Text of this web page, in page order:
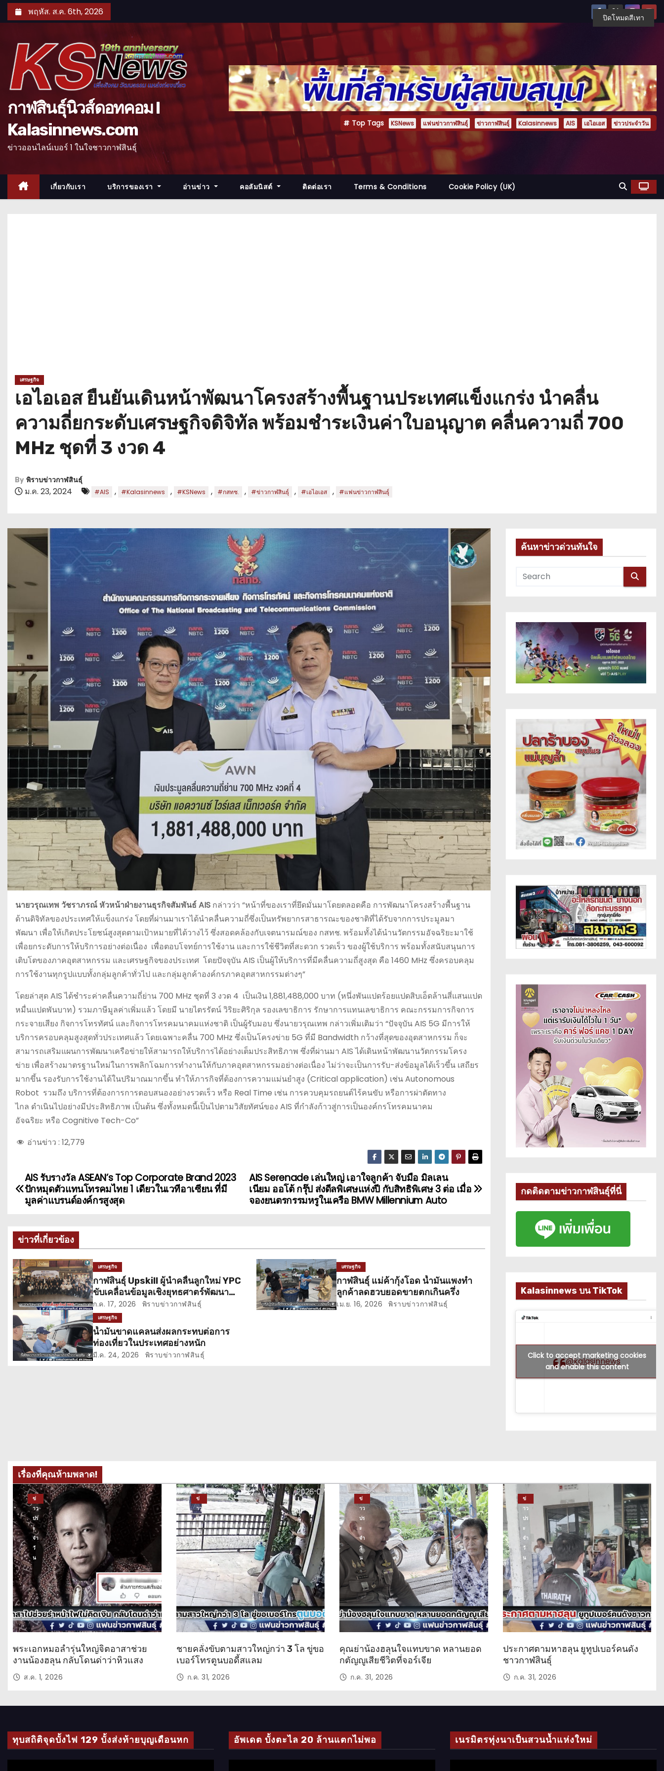
k
t
พฤหัส. ส.ค. 6th, 2026
กาฬสินธุ์นิวส์ดอทคอม l
Kalasinnews.com
ข่าวออนไลน์เบอร์ 1 ในใจชาวกาฬสินธุ์
Top Tags KSNews แฟนข่าวกาฬสินธุ์ ข่าวกาฬสินธุ์ Kalasinnews AIS เอไอเอส ข่าวประจำวัน
เกี่ยวกับเรา บริการของเรา อ่านข่าว คอลัมนิสต์ ติดต่อเรา Terms & Conditions Cookie Policy (UK)
เศรษฐกิจ
เอไอเอส ยืนยันเดินหน้าพัฒนาโครงสร้างพื้นฐานประเทศแข็งแกร่ง นำคลื่น
ความถี่ยกระดับเศรษฐกิจดิจิทัล พร้อมชำระเงินค่าใบอนุญาต คลื่นความถี่ 700
MHz ชุดที่ 3 งวด 4
By พิราบข่าวกาฬสินธุ์
ม.ค. 23, 2024 #AIS , #Kalasinnews , #KSNews , #กสทช. , #ข่าวกาฬสินธุ์ , #เอไอเอส , #แฟนข่าวกาฬสินธุ์
นายวรุณเทพ วัชราภรณ์ หัวหน้าฝ่ายงานธุรกิจสัมพันธ์AIS กล่าวว่า “หน้าที่ของเราที่ยึดมั่นมาโดยตลอดคือ การพัฒนาโครงสร้างพื้นฐาน
ด้านดิจิทัลของประเทศให้แข็งแกร่ง โดยที่ผ่านมาเราได้นำคลื่นความถี่ซึ่งเป็นทรัพยากรสาธารณะของชาติที่ได้รับจากการประมูลมา
พัฒนา เพื่อให้เกิดประโยชน์สูงสุดตามเป้าหมายที่ได้วางไว้ ซึ่งสอดคล้องกับเจตนารมณ์ของ กสทช. พร้อมทั้งได้นำนวัตกรรมอัจฉริยะมาใช้
เพื่อยกระดับการให้บริการอย่างต่อเนื่อง เพื่อตอบโจทย์การใช้งาน และการใช้ชีวิตที่สะดวก รวดเร็ว ของผู้ใช้บริการ พร้อมทั้งสนับสนุนการ
เติบโตของภาคอุตสาหกรรม และเศรษฐกิจของประเทศ โดยปัจจุบัน AIS เป็นผู้ให้บริการที่มีคลื่นความถี่สูงสุด คือ 1460 MHz ซึ่งครอบคลุม
การใช้งานทุกรูปแบบทั้งกลุ่มลูกค้าทั่วไป และกลุ่มลูกค้าองค์กรภาคอุตสาหกรรมต่างๆ”
โดยล่าสุด AIS ได้ชำระค่าคลื่นความถี่ย่าน 700 MHz ชุดที่ 3 งวด 4 เป็นเงิน 1,881,488,000 บาท (หนึ่งพันแปดร้อยแปดสิบเอ็ดล้านสี่แสนแปด
หมื่นแปดพันบาท) รวมภาษีมูลค่าเพิ่มแล้ว โดยมี นายไตรรัตน์ วิริยะศิริกุล รองเลขาธิการ รักษาการแทนเลขาธิการ คณะกรรมการกิจการ
กระจายเสียง กิจการโทรทัศน์ และกิจการโทรคมนาคมแห่งชาติ เป็นผู้รับมอบ ซึ่งนายวรุณเทพ กล่าวเพิ่มเติมว่า “ปัจจุบัน AIS 5G มีการให้
บริการครอบคลุมสูงสุดทั่วประเทศแล้ว โดยเฉพาะคลื่น 700 MHz ซึ่งเป็นโครงข่าย 5G ที่มี Bandwidth กว้างที่สุดของอุตสาหกรรม ก็จะ
สามารถเสริมแผนการพัฒนาเครือข่ายให้สามารถให้บริการได้อย่างเต็มประสิทธิภาพ ซึ่งที่ผ่านมา AIS ได้เดินหน้าพัฒนานวัตกรรมโครง
ข่าย เพื่อสร้างมาตรฐานใหม่ในการพลิกโฉมการทำงานให้กับภาคอุตสาหกรรมอย่างต่อเนื่อง ไม่ว่าจะเป็นการรับ-ส่งข้อมูลได้เร็วขึ้น เสถียร
มากขึ้น รองรับการใช้งานได้ในปริมาณมากขึ้น ทำให้ภารกิจที่ต้องการความแม่นยำสูง (Critical application) เช่น Autonomous
Robot รวมถึง บริการที่ต้องการการตอบสนองอย่างรวดเร็ว หรือ Real Time เช่น การควบคุมรถยนต์ไร้คนขับ หรือการผ่าตัดทาง
ไกล ดำเนินไปอย่างมีประสิทธิภาพ เป็นต้น ซึ่งทั้งหมดนี้เป็นไปตามวิสัยทัศน์ของ AIS ที่กำลังก้าวสู่การเป็นองค์กรโทรคมนาคม
อัจฉริยะ หรือ Cognitive Tech-Co”
อ่านข่าว : 12,779
แ
น
แ
น
ว
เ
รื่
อ
AIS Serenade เล่นใหญ่ เอาใจลูกค้า จับมือ มิลเลน
เนียม ออโต้ กรุ๊ป ส่งดีลพิเศษแห่งปี กับสิทธิพิเศษ 3 ต่อ เมื่อ
จองยนตรกรรมหรูในเครือ BMW Millennium Auto
AIS รับรางวัล ASEAN’s Top Corporate Brand 2023
ปักหมุดตัวแทนโทรคมไทย 1 เดียวในเวทีอาเซียน ที่มี
มูลค่าแบรนด์องค์กรสูงสุด
ข่าวที่เกี่ยวข้อง
เศรษฐกิจ
กาฬสินธุ์ Upskill ผู้นำคลื่นลูกใหม่ YPC
ขับเคลื่อนข้อมูลเชิงยุทธศาตร์พัฒนา
จังหวัดให้รอบด้านทุกมิติ
ก.ค. 17, 2026 พิราบข่าวกาฬสินธุ์
เศรษฐกิจ
กาฬสินธุ์ แม่ค้ากุ้งโอด น้ำมันแพงทำ
ลูกค้าลดฮวบยอดขายตกเกินครึ่ง
เม.ย. 16, 2026 พิราบข่าวกาฬสินธุ์
เศรษฐกิจ
น้ำมันขาดแคลนส่งผลกระทบต่อการ
ท่องเที่ยวในประเทศอย่างหนัก
มี.ค. 24, 2026 พิราบข่าวกาฬสินธุ์
ค้นหาข่าวด่วนทันใจ
กดติดตามข่าวกาฬสินธุ์ที่นี่
Kalasinnews บน TikTok
@kalasinnews
Click to accept marketing cookies
and enable this content
เรื่องที่คุณห้ามพลาด!
ข่
าว
ปร
ะ
จำ
วั
น
พระเอกหมอลำรุ่นใหญ่จิตอาสาช่วย
งานน้องฮลุน กลับโดนด่าว่าหิวแสง
ส.ค. 1, 2026
ข่
าว
ปร
ะ
จำ
วั
ชายคลั่งขับตามสาวใหญ่กว่า 3 โล ขู่ขอ
เบอร์โทรตูนบอดี้สแลม
ก.ค. 31, 2026
ข่
าว
ปร
ะ
จำ
วั
น
คุณย่าน้องฮลุนใจแทบขาด หลานยอด
กตัญญูเสียชีวิตที่จอร์เจีย
ก.ค. 31, 2026
ข่
าว
ปร
ะ
จำ
วั
น
ประกาศตามหาฮลุน ยูทูปเบอร์คนดัง
ชาวกาฬสินธุ์
ก.ค. 31, 2026
ทุบสถิติจุดบั้งไฟ 129 บั้งส่งท้ายบุญเดือนหก อัพเดต บั้งตะไล 20 ล้านแตกไม่พอ เนรมิตรทุ่งนาเป็นสวนน้ำแห่งใหม่
ปิดโหมดสีเทา